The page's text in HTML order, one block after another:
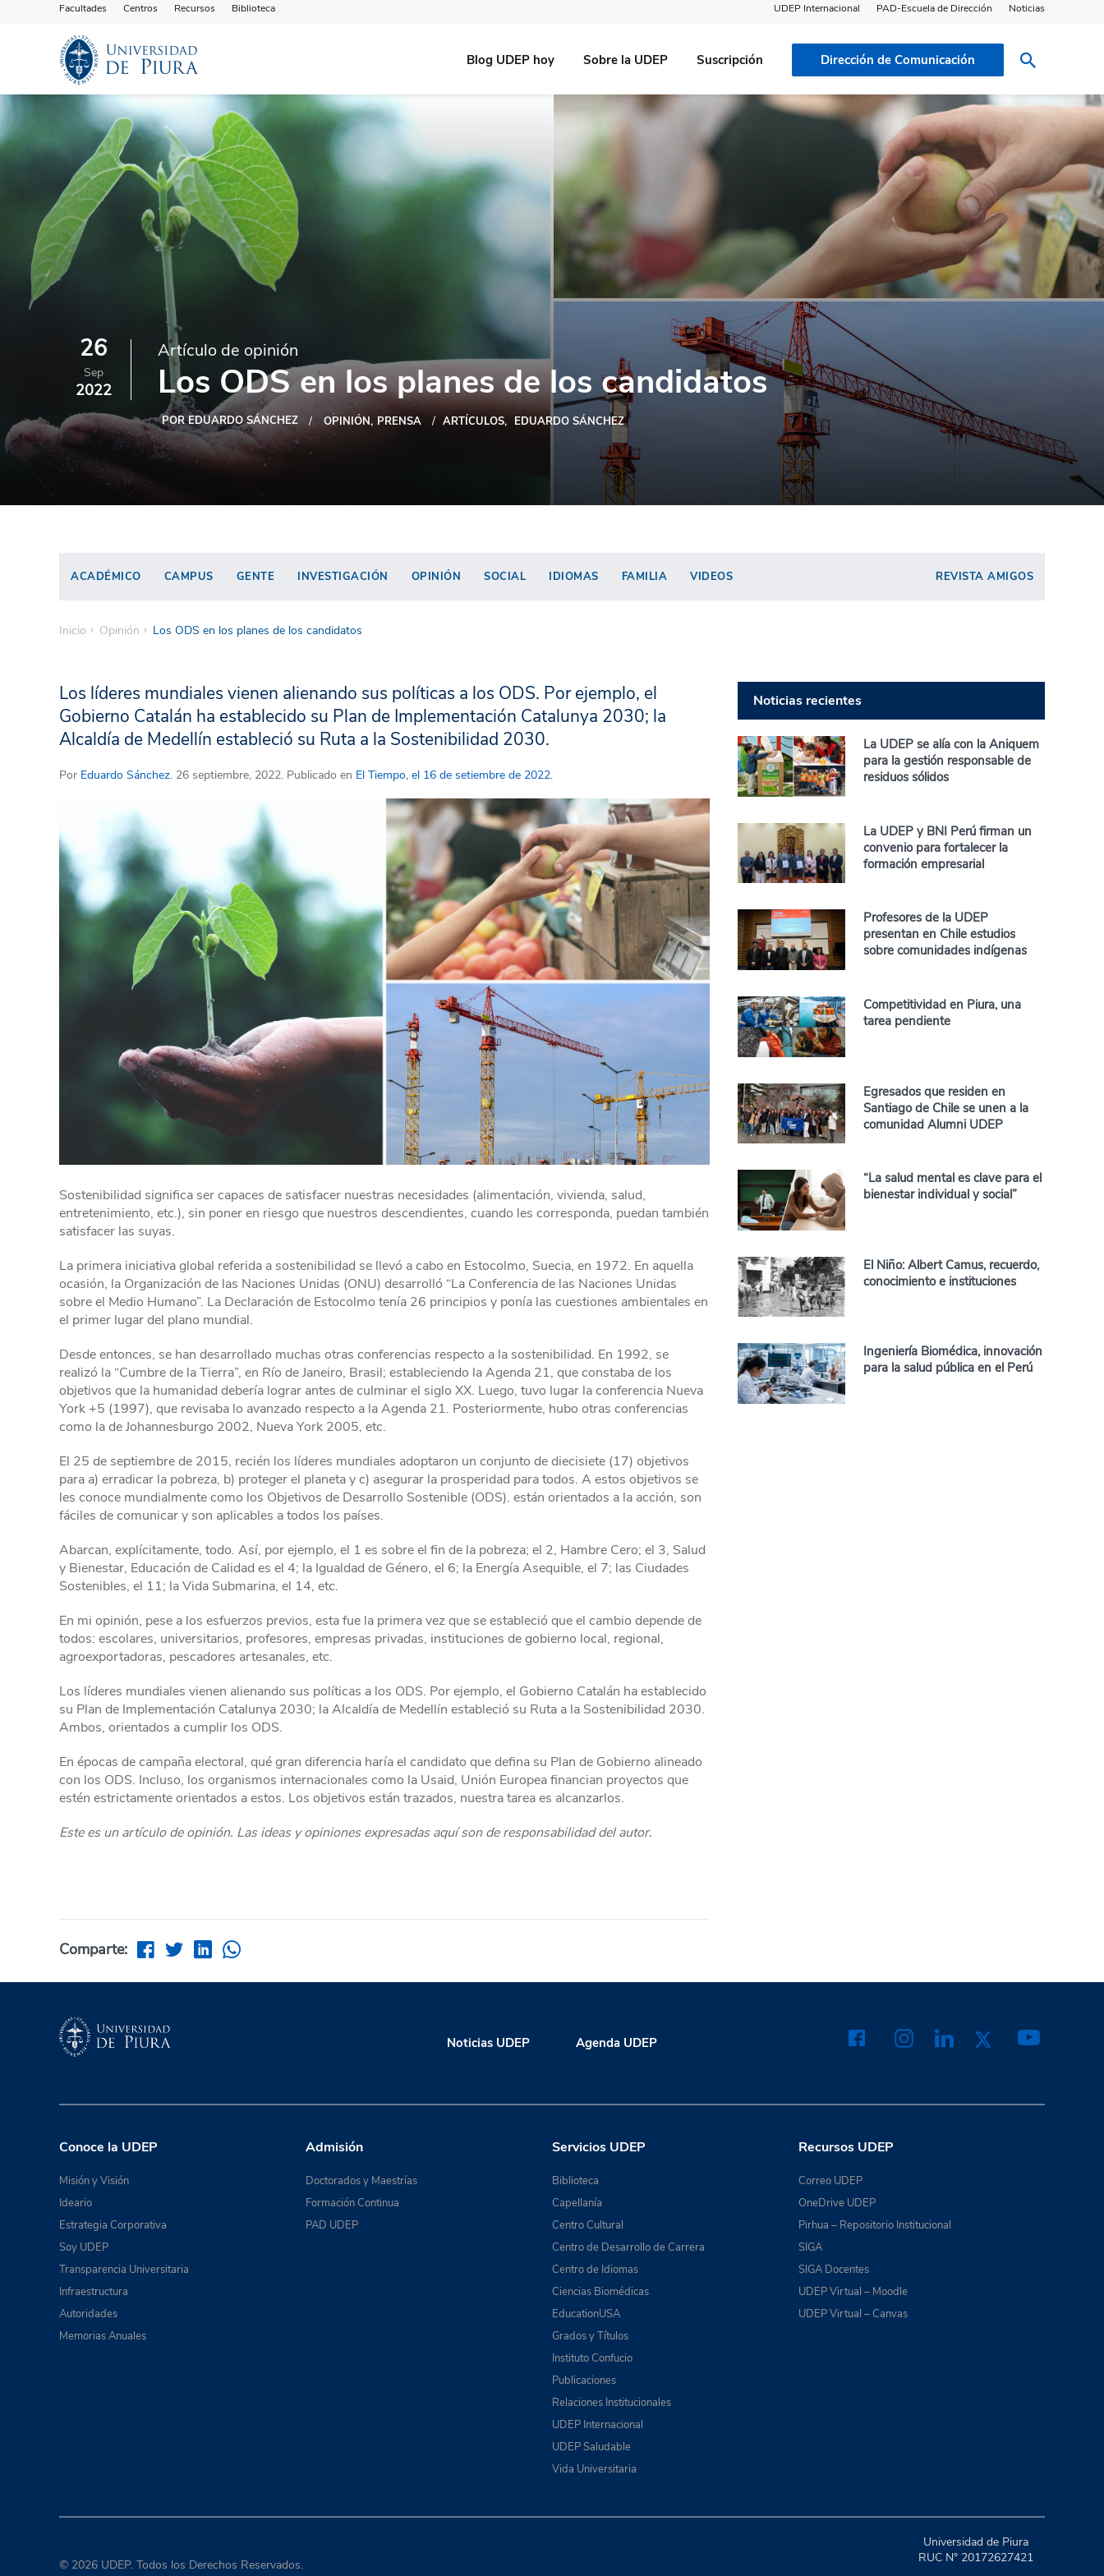
Facultades Centros Recursos Biblioteca UDEP Internacional PAD-Escuela de Dirección Noticias
Blog UDEP hoy Sobre la UDEP Suscripción Dirección de Comunicación
26
Sep
2022
Artículo de opinión
Los ODS en los planes de los candidatos
POR EDUARDO SÁNCHEZ OPINIÓN PRENSA ARTÍCULOS EDUARDO SÁNCHEZ
ACADÉMICO CAMPUS GENTE INVESTIGACIÓN OPINIÓN SOCIAL IDIOMAS FAMILIA VIDEOS REVISTA AMIGOS
Inicio Opinión Los ODS en los planes de los candidatos
Los líderes mundiales vienen alienando sus políticas a los ODS. Por ejemplo, el
Gobierno Catalán ha establecido su Plan de Implementación Catalunya 2030; la
Alcaldía de Medellín estableció su Ruta a la Sostenibilidad 2030.
Por Eduardo Sánchez. 26 septiembre, 2022. Publicado en El Tiempo, el 16 de setiembre de 2022.
Sostenibilidad significa ser capaces de satisfacer nuestras necesidades (alimentación, vivienda, salud,
entretenimiento, etc.), sin poner en riesgo que nuestros descendientes, cuando les corresponda, puedan también
satisfacer las suyas.
La primera iniciativa global referida a sostenibilidad se llevó a cabo en Estocolmo, Suecia, en 1972. En aquella
ocasión, la Organización de las Naciones Unidas (ONU) desarrolló “La Conferencia de las Naciones Unidas
sobre el Medio Humano”. La Declaración de Estocolmo tenía 26 principios y ponía las cuestiones ambientales en
el primer lugar del plano mundial.
Desde entonces, se han desarrollado muchas otras conferencias respecto a la sostenibilidad. En 1992, se
realizó la “Cumbre de la Tierra”, en Río de Janeiro, Brasil; estableciendo la Agenda 21, que constaba de los
objetivos que la humanidad debería lograr antes de culminar el siglo XX. Luego, tuvo lugar la conferencia Nueva
York +5 (1997), que revisaba lo avanzado respecto a la Agenda 21. Posteriormente, hubo otras conferencias
como la de Johannesburgo 2002, Nueva York 2005, etc.
El 25 de septiembre de 2015, recién los líderes mundiales adoptaron un conjunto de diecisiete (17) objetivos
para a) erradicar la pobreza, b) proteger el planeta y c) asegurar la prosperidad para todos. A estos objetivos se
les conoce mundialmente como los Objetivos de Desarrollo Sostenible (ODS). están orientados a la acción, son
fáciles de comunicar y son aplicables a todos los países.
Abarcan, explícitamente, todo. Así, por ejemplo, el 1 es sobre el fin de la pobreza; el 2, Hambre Cero; el 3, Salud
y Bienestar, Educación de Calidad es el 4; la Igualdad de Género, el 6; la Energía Asequible, el 7; las Ciudades
Sostenibles, el 11; la Vida Submarina, el 14, etc.
En mi opinión, pese a los esfuerzos previos, esta fue la primera vez que se estableció que el cambio depende de
todos: escolares, universitarios, profesores, empresas privadas, instituciones de gobierno local, regional,
agroexportadoras, pescadores artesanales, etc.
Los líderes mundiales vienen alienando sus políticas a los ODS. Por ejemplo, el Gobierno Catalán ha establecido
su Plan de Implementación Catalunya 2030; la Alcaldía de Medellín estableció su Ruta a la Sostenibilidad 2030.
Ambos, orientados a cumplir los ODS.
En épocas de campaña electoral, qué gran diferencia haría el candidato que defina su Plan de Gobierno alineado
con los ODS. Incluso, los organismos internacionales como la Usaid, Unión Europea financian proyectos que
estén estrictamente orientados a estos. Los objetivos están trazados, nuestra tarea es alcanzarlos.
Este es un artículo de opinión. Las ideas y opiniones expresadas aquí son de responsabilidad del autor.
Comparte:
Noticias recientes
La UDEP se alía con la Aniquem
para la gestión responsable de
residuos sólidos
La UDEP y BNI Perú firman un
convenio para fortalecer la
formación empresarial
Profesores de la UDEP
presentan en Chile estudios
sobre comunidades indígenas
Competitividad en Piura, una
tarea pendiente
Egresados que residen en
Santiago de Chile se unen a la
comunidad Alumni UDEP
“La salud mental es clave para el
bienestar individual y social”
El Niño: Albert Camus, recuerdo,
conocimiento e instituciones
Ingeniería Biomédica, innovación
para la salud pública en el Perú
Noticias UDEP Agenda UDEP
Conoce la UDEP
Misión y Visión
Ideario
Estrategia Corporativa
Soy UDEP
Transparencia Universitaria
Infraestructura
Autoridades
Memorias Anuales
Admisión
Doctorados y Maestrías
Formación Continua
PAD UDEP
Servicios UDEP
Biblioteca
Capellanía
Centro Cultural
Centro de Desarrollo de Carrera
Centro de Idiomas
Ciencias Biomédicas
EducationUSA
Grados y Títulos
Instituto Confucio
Publicaciones
Relaciones Institucionales
UDEP Internacional
UDEP Saludable
Vida Universitaria
Recursos UDEP
Correo UDEP
OneDrive UDEP
Pirhua – Repositorio Institucional
SIGA
SIGA Docentes
UDEP Virtual – Moodle
UDEP Virtual – Canvas
© 2026 UDEP. Todos los Derechos Reservados.
Universidad de Piura
RUC N° 20172627421